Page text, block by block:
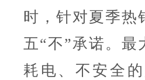
时，针对夏季热
五“不”承诺。最
耗电、不安全